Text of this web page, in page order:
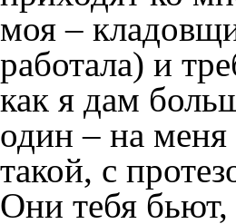
моя –
работала) и
как я дам
один – на
такой, с
Они тебя